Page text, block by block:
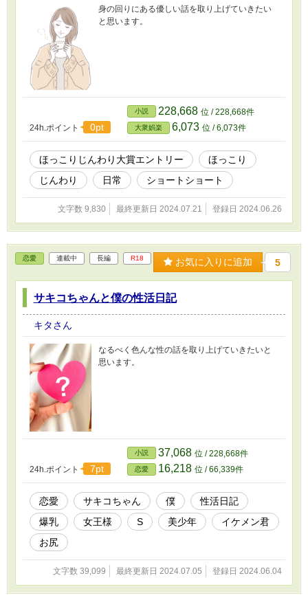
身の回りにある優しい話を取り上げていきたい
と思います。
24h.ポイント 0pt
小説 228,668 位 / 228,668件
大衆娯楽 6,073 位 / 6,073件
ほっこりじんわり大賞エントリー
ほっこり
じんわり
日常 ショートショート
文字数 9,830 最終更新日 2024.07.21 登録日 2024.06.26
恋愛 連載中 長編 R18 お気に入りに追加 5
サキコちゃんと僕の性活日記
キタさん
なるべく色んな性の話を取り上げていきたいと
思います。
24h.ポイント 7pt
小説 37,068 位 / 228,668件
恋愛 16,218 位 / 66,339件
恋愛 サキコちゃん 僕
性活日記
爆乳
女王様 S 美少年
イケメン君
お尻
文字数 39,099 最終更新日 2024.07.05 登録日 2024.06.04